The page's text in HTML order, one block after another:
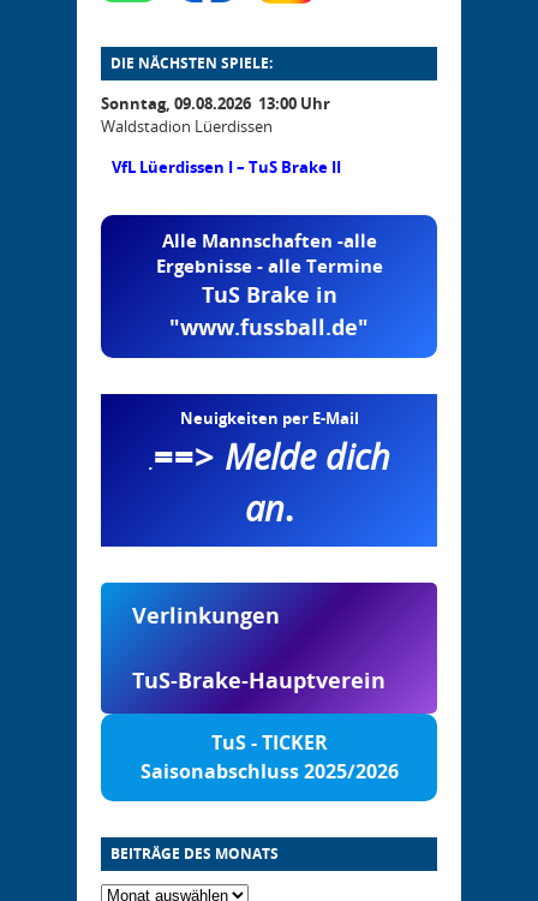
DIE NÄCHSTEN SPIELE:
Sonntag, 09.08.2026 13:00 Uhr
Waldstadion Lüerdissen
VfL Lüerdissen I – TuS Brake II
Alle Mannschaften -alle
Ergebnisse - alle Termine
TuS Brake in
"www.fussball.de"
Neuigkeiten per E-Mail
.==> Melde dich
an.
Verlinkungen
TuS-Brake-Hauptverein
TuS - TICKER
Saisonabschluss 2025/2026
BEITRÄGE DES MONATS